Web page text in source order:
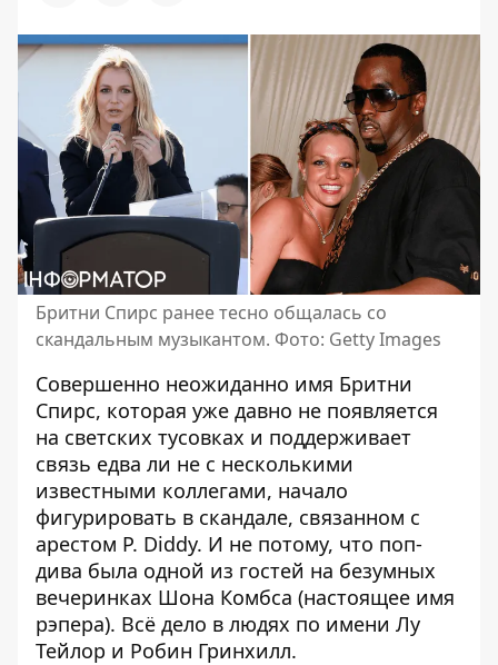
Бритни Спирс ранее тесно общалась со
скандальным музыкантом. Фото: Getty Images
Совершенно неожиданно имя Бритни
Спирс, которая уже давно не появляется
на светских тусовках и поддерживает
связь едва ли не с несколькими
известными коллегами, начало
фигурировать в скандале, связанном с
арестом P. Diddy. И не потому, что поп-
дива была одной из гостей на безумных
вечеринках Шона Комбса (настоящее имя
рэпера). Всё дело в людях по имени Лу
Тейлор и Робин Гринхилл.